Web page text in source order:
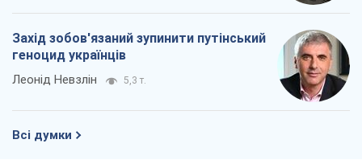
Захід зобов'язаний зупинити путінський
геноцид українців
Леонід Невзлін 5,3 т.
Всі думки